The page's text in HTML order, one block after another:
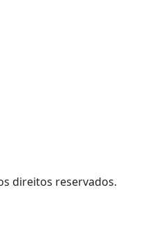
direitos reservados.